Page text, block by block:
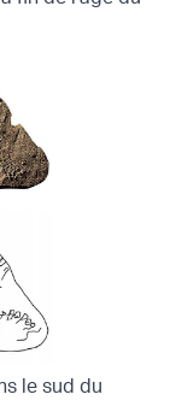
le sud du